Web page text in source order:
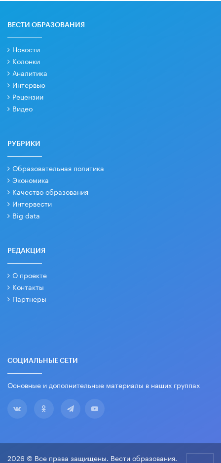
ВЕСТИ ОБРАЗОВАНИЯ
Новости
Колонки
Аналитика
Интервью
Рецензии
Видео
РУБРИКИ
Образовательная политика
Экономика
Качество образования
Интервести
Big data
РЕДАКЦИЯ
О проекте
Контакты
Партнеры
СОЦИАЛЬНЫЕ СЕТИ
Основные и дополнительные материалы в наших группах
2026 © Все права защищены. Вести образования.